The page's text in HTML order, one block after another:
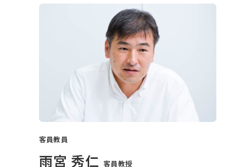
客員教員
雨宮 秀仁 客員教授